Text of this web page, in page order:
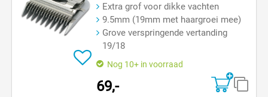
Extra grof voor dikke vachten
9.5mm (19mm met haargroei mee)
Grove verspringende vertanding
19/18
Nog 10+ in voorraad
69,-